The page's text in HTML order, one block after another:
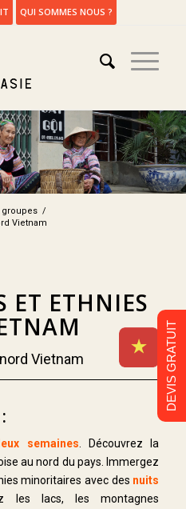
QUI SOMMES NOUS ?
groupes /
Vietnam
ET ETHNIES
Vietnam
semaines . Découvrez la
au nord du pays. Immergez
minoritaires avec des nuits
les lacs, les montagnes
DEVIS GRATUIT